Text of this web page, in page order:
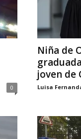
0
Niña de
joven de
Luisa